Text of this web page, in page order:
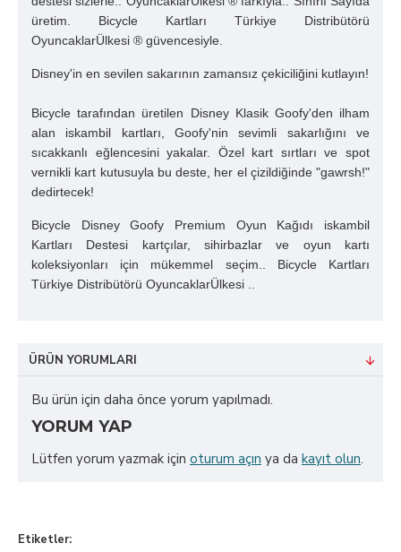
üretim. Bicycle Kartları Türkiye Distribütörü
OyuncaklarÜlkesi ® güvencesiyle.
Disney'in en sevilen sakarının zamansız çekiciliğini kutlayın!
Bicycle tarafından üretilen Disney Klasik Goofy'den ilham
alan iskambil kartları, Goofy'nin sevimli sakarlığını ve
sıcakkanlı eğlencesini yakalar. Özel kart sırtları ve spot
vernikli kart kutusuyla bu deste, her el çizildiğinde "gawrsh!"
dedirtecek!
Bicycle Disney Goofy Premium Oyun Kağıdı iskambil
Kartları Destesi kartçılar, sihirbazlar ve oyun kartı
koleksiyonları için mükemmel seçim.. Bicycle Kartları
Türkiye Distribütörü OyuncaklarÜlkesi ..
ÜRÜN YORUMLARI
Bu ürün için daha önce yorum yapılmadı.
YORUM YAP
Lütfen yorum yazmak için oturum açın ya da kayıt olun.
Etiketler: